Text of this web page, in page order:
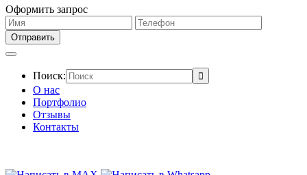
Оформить запрос
Поиск:
О нас
Портфолио
Отзывы
Контакты